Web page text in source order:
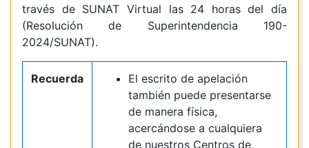
través de SUNAT Virtual las 24 horas del día
(Resolución de Superintendencia 190-
2024/SUNAT).
Recuerda
El escrito de apelación
también puede presentarse
de manera física,
acercándose a cualquiera
de nuestros Centros de